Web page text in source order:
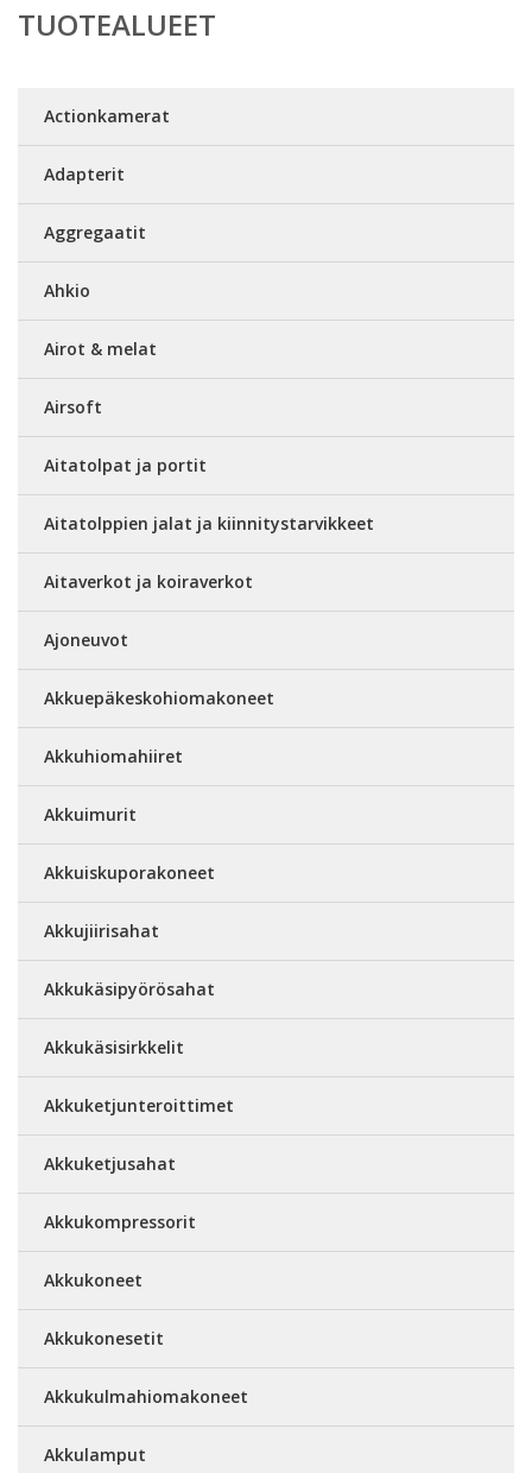
TUOTEALUEET
Actionkamerat
Adapterit
Aggregaatit
Ahkio
Airot & melat
Airsoft
Aitatolpat ja portit
Aitatolppien jalat ja kiinnitystarvikkeet
Aitaverkot ja koiraverkot
Ajoneuvot
Akkuepäkeskohiomakoneet
Akkuhiomahiiret
Akkuimurit
Akkuiskuporakoneet
Akkujiirisahat
Akkukäsipyörösahat
Akkukäsisirkkelit
Akkuketjunteroittimet
Akkuketjusahat
Akkukompressorit
Akkukoneet
Akkukonesetit
Akkukulmahiomakoneet
Akkulamput